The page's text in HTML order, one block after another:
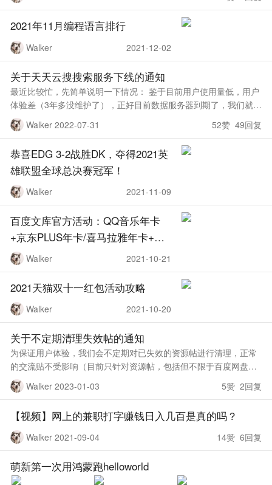
但有一点一定要注意：
2021年11月编程语言排行
Walker 2021-12-02
关于天天云搜搜索服务下线的通知
最近比较忙，先简单说明一下情况： 鉴于目前用户使用量低，用户
体验差（3年多没维护了），正好目前数据服务器到期了，我们就直
接下线处理了，省的折腾了，实在没那么多精力和金钱去搞运维服
务。 天天云搜已经完成
Walker 2022-07-31 52赞 49回复
恭喜EDG 3-2战胜DK，夺得2021英
雄联盟全球总决赛冠军！
Walker 2021-11-09
百度文库官方活动：QQ音乐年卡
+京东PLUS年卡/喜马拉雅年卡+元
气森林+文库月卡只需169元
Walker 2021-10-21
2021天猫双十一红包活动攻略
Walker 2021-10-20
关于不定期清理失效帖的通知
为保证用户体验，我们会不定期对已失效的资源帖进行清理，正常
的交流贴不受影响（目前只针对资源帖，包括但不限于百度网盘、
阿里云盘、蓝奏云等分享帖），如有误删（管理也是人，难免会有
误删）或者异议的请及时去意
Walker 2023-01-03 5赞 2回复
【视频】网上的兼职打字赚钱日入几百是真的吗？
Walker 2021-09-04 14赞 6回复
萌新第一次用鸿蒙跑helloworld